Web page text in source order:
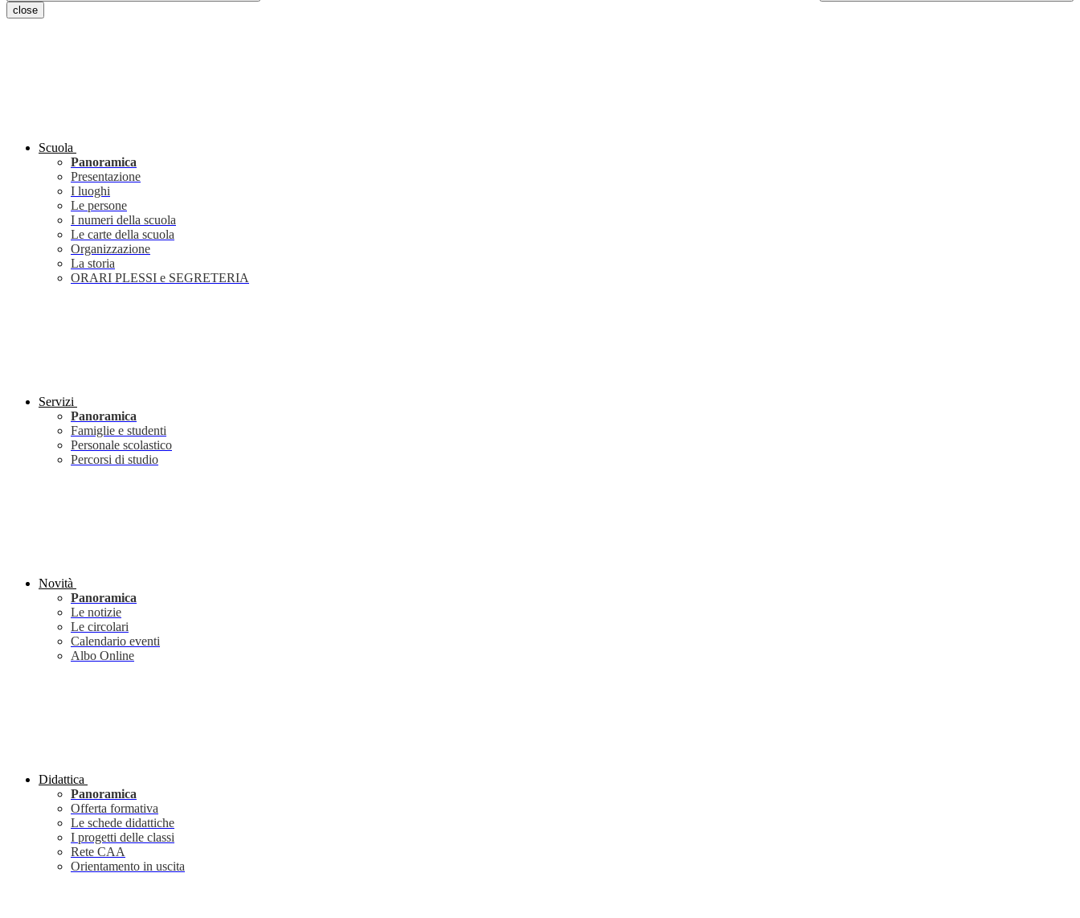
close
Scuola
Panoramica
Presentazione
I luoghi
Le persone
I numeri della scuola
Le carte della scuola
Organizzazione
La storia
ORARI PLESSI e SEGRETERIA
Servizi
Panoramica
Famiglie e studenti
Personale scolastico
Percorsi di studio
Novità
Panoramica
Le notizie
Le circolari
Calendario eventi
Albo Online
Didattica
Panoramica
Offerta formativa
Le schede didattiche
I progetti delle classi
Rete CAA
Orientamento in uscita